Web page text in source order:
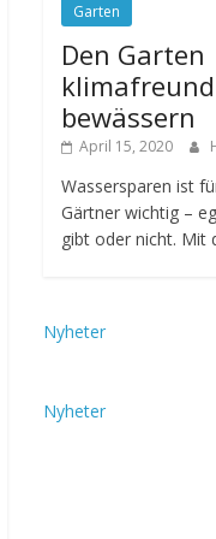
Garten
Den Garten
bewässern
April 15, 2020
Wassersparen ist
Gärtner wichtig –
gibt oder nicht. Mit
Nyheter
Nyheter